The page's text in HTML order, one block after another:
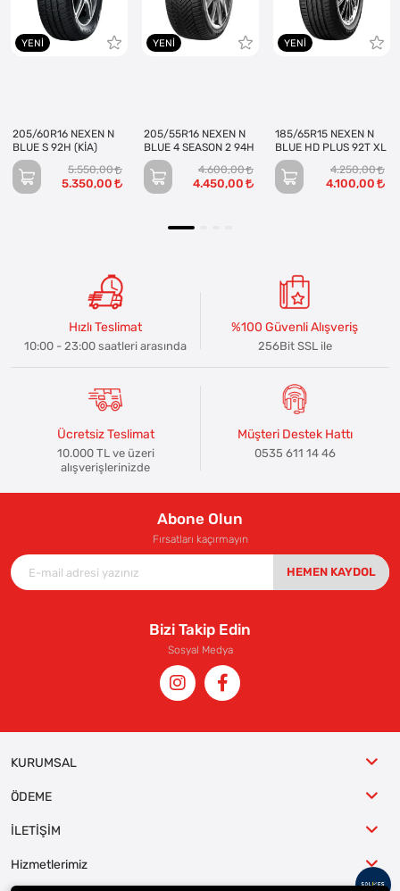
YENI
205/60R16 NEXEN N
BLUE S 92H (KİA)
5.550,00
5.350,00
YENI
205/55R16 NEXEN N
BLUE 4 SEASON 2 94H
4.600,00
4.450,00
YENI
185/65R15 NEXEN N
BLUE HD PLUS 92T XL
4.250,00
4.100,00
Hızlı Teslimat
10:00 - 23:00 saatleri arasında
%100 Güvenli Alışveriş
256Bit SSL ile
Ücretsiz Teslimat
10.000 TL ve üzeri
alışverişlerinizde
Müşteri Destek Hattı
0535 611 14 46
Abone Olun
Fırsatları kaçırmayın
HEMEN KAYDOL
Bizi Takip Edin
Sosyal Medya
KURUMSAL
ÖDEME
İLETİŞİM
Hizmetlerimiz